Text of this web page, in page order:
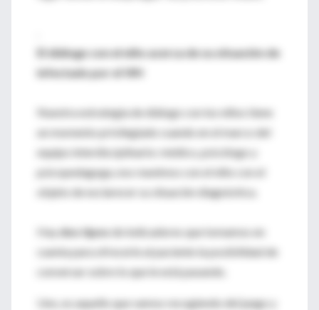
El diálogo con el niño acerca de su situación de
infectado por el VIH
Nuestra estrategia de diálogo con los niños tiene
un momento privilegiado cuando en el marco del
equipo interdisciplinario: médico, psicólogo y
psicopedagoga, nos reunimos con el niño con el
objeto de esclarecer su situación diagnóstica.
Haydos tiposde indicadores que tomamos en
cuenta para ofrecerle al paciente la posibilidad de
conversar sobre lo que le está pasando.
Uno, es aquello que vamos recogiendo del juego y